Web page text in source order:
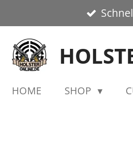
Hauptinhalt
springen
HOME SHOP